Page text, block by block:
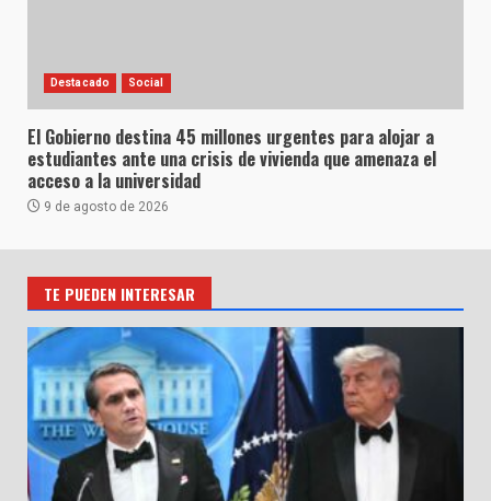
Destacado Social
El Gobierno destina 45 millones urgentes para alojar a
estudiantes ante una crisis de vivienda que amenaza el
acceso a la universidad
9 de agosto de 2026
TE PUEDEN INTERESAR